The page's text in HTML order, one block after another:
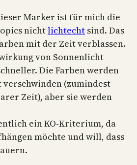
Marker ist für mich die
nichtlichtecht sind. Das
mit der Zeit verblassen.
von Sonnenlicht
Die Farben werden
(zumindest
Zeit), aber sie werden
ein KO-Kriterium, da
möchte und will, dass